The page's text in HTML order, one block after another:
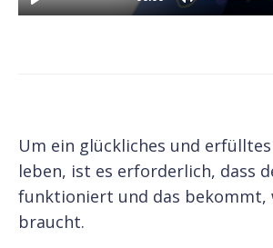
Um ein glückliches und erfülltes
leben, ist es erforderlich, dass
funktioniert und das bekommt,
braucht.